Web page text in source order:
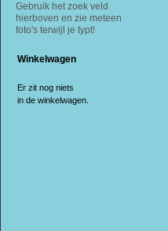
Gebruik het zoek veld
hierboven en zie meteen
foto's terwijl je typt!
Winkelwagen
Er zit nog niets
in de winkelwagen.